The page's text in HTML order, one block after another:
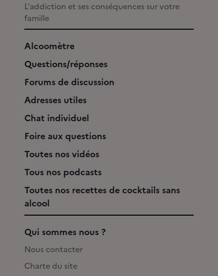
L'addiction et ses conséquences sur votre
famille
Alcoomètre
Questions/réponses
Forums de discussion
Adresses utiles
Chat individuel
Foire aux questions
Toutes nos vidéos
Tous nos podcasts
Toutes nos recettes de cocktails sans
alcool
Qui sommes nous ?
Nous contacter
Charte du site